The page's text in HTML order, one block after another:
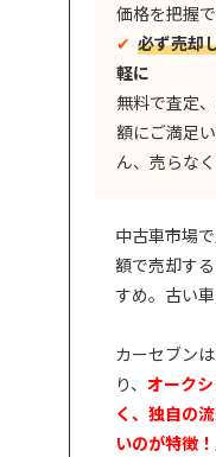
価格を把握で
✔︎ 必ず売却
軽に
無料で査定
額にご満足
ん、売らな
中古車市場
額で売却す
すめ。古い
カーセブン
り、 オーク
く、独自の
いのが特徴！